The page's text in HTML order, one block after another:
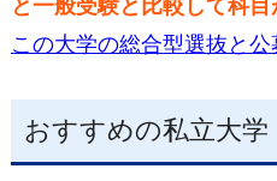
と一般受験と比較して科
この大学の総合型選抜と
おすすめの私立大学